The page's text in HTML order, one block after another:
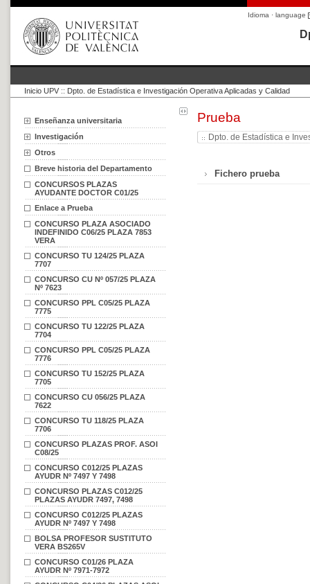
Idioma · language
Inicio UPV :: Dpto. de Estadística e Investigación Operativa Aplicadas y Calidad
Enseñanza universitaria
Investigación
Otros
Breve historia del Departamento
CONCURSOS PLAZAS
AYUDANTE DOCTOR C01/25
Enlace a Prueba
CONCURSO PLAZA ASOCIADO
INDEFINIDO C06/25 PLAZA 7853
VERA
CONCURSO TU 124/25 PLAZA
7707
CONCURSO CU Nº 057/25 PLAZA
Nº 7623
CONCURSO PPL C05/25 PLAZA
7775
CONCURSO TU 122/25 PLAZA
7704
CONCURSO PPL C05/25 PLAZA
7776
CONCURSO TU 152/25 PLAZA
7705
CONCURSO CU 056/25 PLAZA
7622
CONCURSO TU 118/25 PLAZA
7706
CONCURSO PLAZAS PROF. ASOI
C08/25
CONCURSO C012/25 PLAZAS
AYUDR Nº 7497 Y 7498
CONCURSO PLAZAS C012/25
PLAZAS AYUDR 7497, 7498
CONCURSO C012/25 PLAZAS
AYUDR Nº 7497 Y 7498
BOLSA PROFESOR SUSTITUTO
VERA BS265V
CONCURSO C01/26 PLAZA
AYUDR Nº 7971-7972
Prueba
Dpto. de Estadística e
Fichero prueba